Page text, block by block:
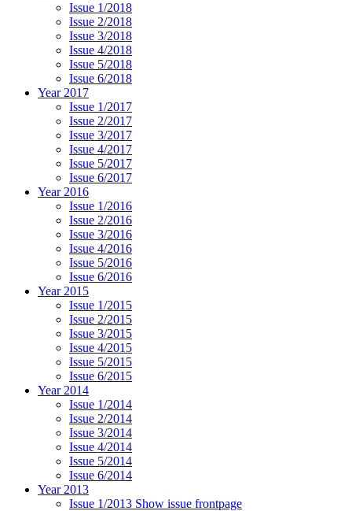
Issue 1/2018
Issue 2/2018
Issue 3/2018
Issue 4/2018
Issue 5/2018
Issue 6/2018
Year 2017
Issue 1/2017
Issue 2/2017
Issue 3/2017
Issue 4/2017
Issue 5/2017
Issue 6/2017
Year 2016
Issue 1/2016
Issue 2/2016
Issue 3/2016
Issue 4/2016
Issue 5/2016
Issue 6/2016
Year 2015
Issue 1/2015
Issue 2/2015
Issue 3/2015
Issue 4/2015
Issue 5/2015
Issue 6/2015
Year 2014
Issue 1/2014
Issue 2/2014
Issue 3/2014
Issue 4/2014
Issue 5/2014
Issue 6/2014
Year 2013
Issue 1/2013 Show issue frontpage